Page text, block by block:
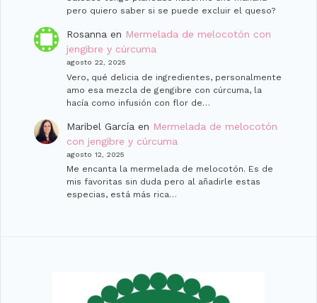
pero quiero saber si se puede excluir el queso?
Rosannaen Mermelada de melocotón con
jengibre y cúrcuma
agosto 22, 2025
Vero, qué delicia de ingredientes, personalmente
amo esa mezcla de gengibre con cúrcuma, la
hacía como infusión con flor de…
Maribel García en Mermelada de melocotón
con jengibre y cúrcuma
agosto 12, 2025
Me encanta la mermelada de melocotón. Es de
mis favoritas sin duda pero al añadirle estas
especias, está más rica…